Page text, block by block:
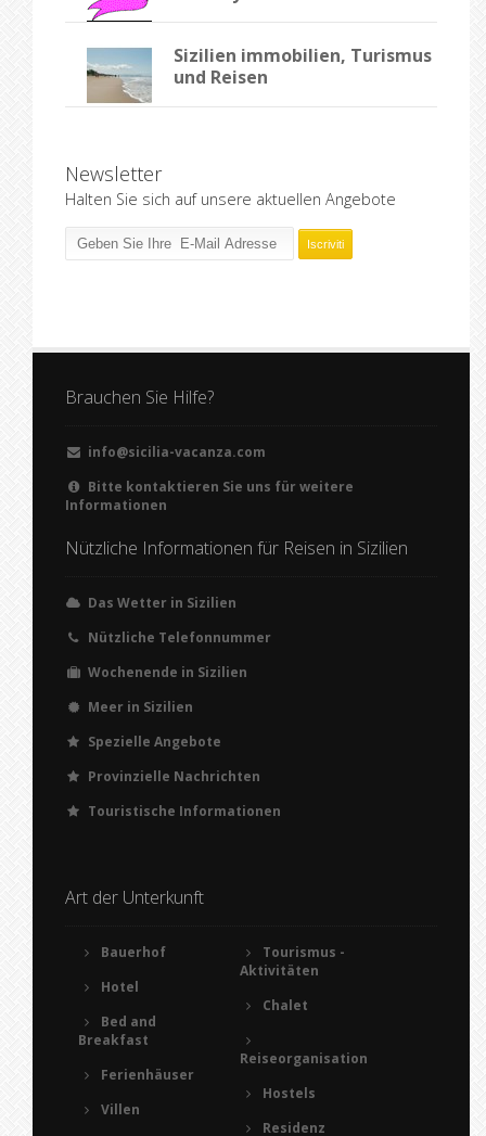
Sizilien immobilien, Turismus
und Reisen
Newsletter
Halten Sie sich auf unsere aktuellen Angebote
Brauchen Sie Hilfe?
info@sicilia-vacanza.com
Bitte kontaktieren Sie uns für weitere
Informationen
Nützliche Informationen für Reisen in Sizilien
Das Wetter in Sizilien
Nützliche Telefonnummer
Wochenende in Sizilien
Meer in Sizilien
Spezielle Angebote
Provinzielle Nachrichten
Touristische Informationen
Art der Unterkunft
Bauerhof
Hotel
Bed and
Breakfast
Ferienhäuser
Villen
Tourismus -
Aktivitäten
Chalet
Reiseorganisation
Hostels
Residenz